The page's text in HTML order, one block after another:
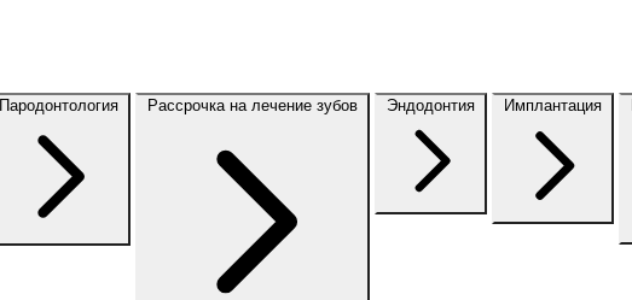
Пародонтология Рассрочка на лечение зубов Эндодонтия Имплантация